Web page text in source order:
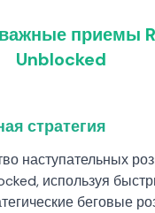
приемы
Unblocked
стратегия
наступательных
используя
беговые